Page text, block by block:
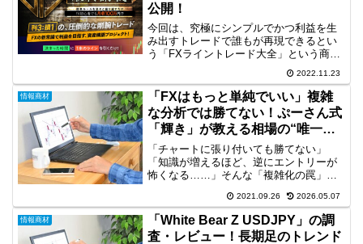
公開！
今回は、究極にシンプルでかつ利益を生
み出すトレードで誰もが再現できるとい
う「FXライントレード大全」という商材
をご紹介します。「FXライントレード大
全」は、水平線ブレイクアウト手法をメ
インとし、システム化された裁量ノウハ
ウで、損小利大にこだ...
2022.11.23
情報商材
「FXはもっと単純でいい」複雑
な分析では勝てない！ぷーさん式
「輝き」が教える相場の“唯一の
正解”とは？
「チャートに張り付いても勝てない」
「知識が増えるほど、逆にエントリーが
怖くなる……」そんな「複雑化の罠」に
が負ける理由は、知識不足ではありませ
ん。学ぶべき“情報の質”と“学び方”が間違
っていただけなのです...
2021.09.26 2026.05.07
情報商材
「White Bear Z USDJPY」の調
査・レビュー！長期足のトレンド